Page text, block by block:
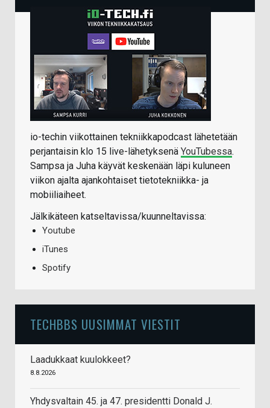
io-techin viikottainen tekniikkapodcast lähetetään
perjantaisin klo 15 live-lähetyksenä YouTubessa.
Sampsa ja Juha käyvät keskenään läpi kuluneen
viikon ajalta ajankohtaiset tietotekniikka- ja
mobiiliaiheet.
Jälkikäteen katseltavissa/kuunneltavissa:
Youtube
iTunes
Spotify
TECHBBS UUSIMMAT VIESTIT
Laadukkaat kuulokkeet?
8.8.2026
Yhdysvaltain 45. ja 47. presidentti Donald J.